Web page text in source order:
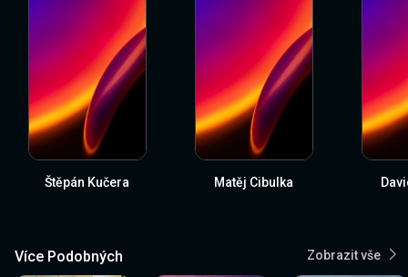
Štěpán Kučera Matěj Cibulka
Více Podobných Zobrazit vše